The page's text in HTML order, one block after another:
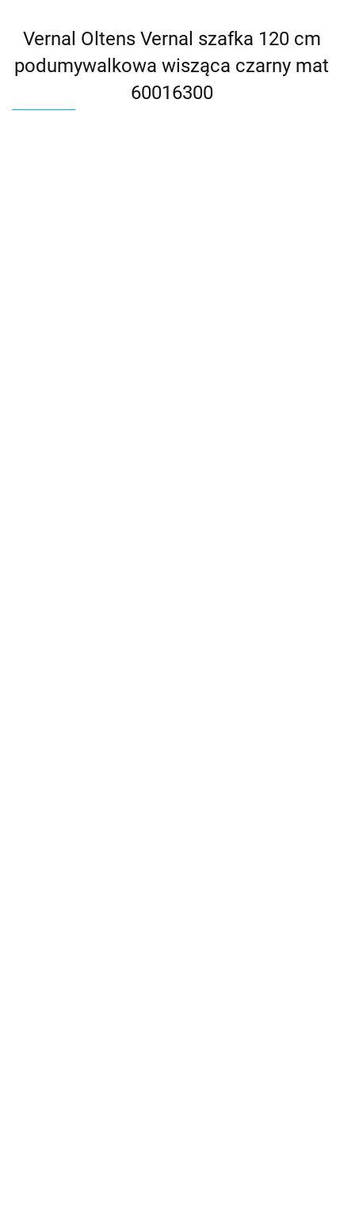
Vernal Oltens Vernal szafka 120 cm
podumywalkowa wisząca czarny mat
60016300